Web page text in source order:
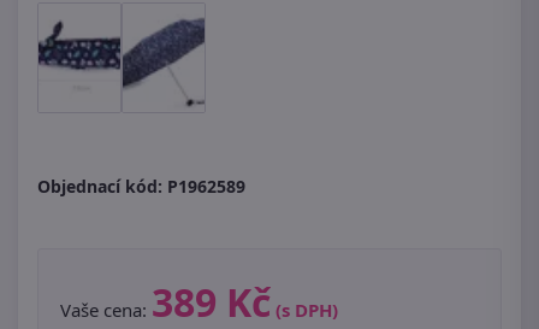
Objednací kód: P1962589
Vaše cena: 389 Kč (s DPH)